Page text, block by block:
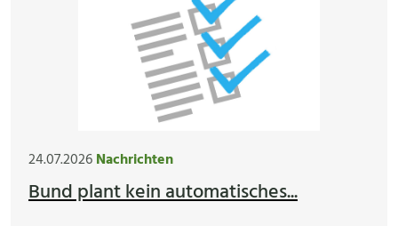
24.07.2026Nachrichten
Bund plant kein automatisches...